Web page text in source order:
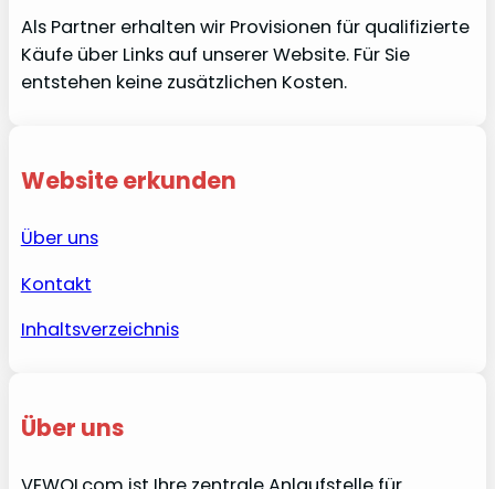
Als Partner erhalten wir Provisionen für qualifizierte
Käufe über Links auf unserer Website. Für Sie
entstehen keine zusätzlichen Kosten.
Website erkunden
Über uns
Kontakt
Inhaltsverzeichnis
Über uns